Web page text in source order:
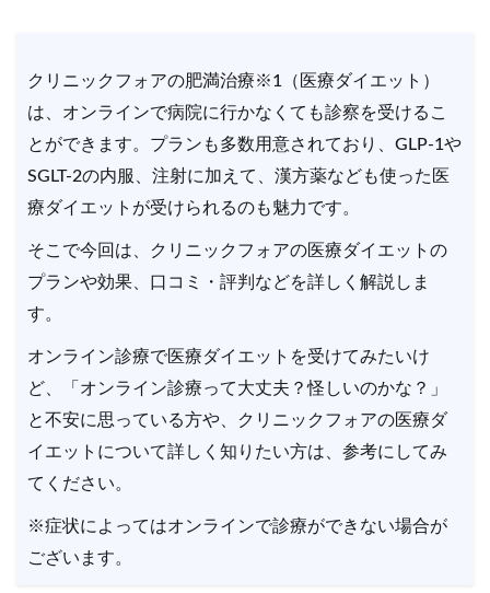
クリニックフォアの肥満治療※1（医療ダイエット）
は、オンラインで病院に行かなくても診察を受けるこ
とができます。プランも多数用意されており、GLP-1や
SGLT-2の内服、注射に加えて、漢方薬なども使った医
療ダイエットが受けられるのも魅力です。
そこで今回は、クリニックフォアの医療ダイエットの
プランや効果、口コミ・評判などを詳しく解説しま
す。
オンライン診療で医療ダイエットを受けてみたいけ
ど、「オンライン診療って大丈夫？怪しいのかな？」
と不安に思っている方や、クリニックフォアの医療ダ
イエットについて詳しく知りたい方は、参考にしてみ
てください。
※症状によってはオンラインで診療ができない場合が
ございます。